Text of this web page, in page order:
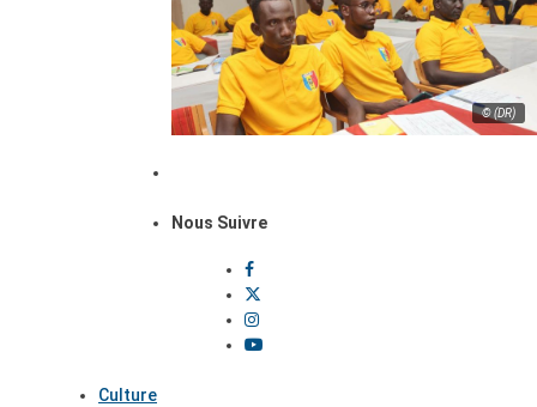
© (DR)
Nous Suivre
Culture